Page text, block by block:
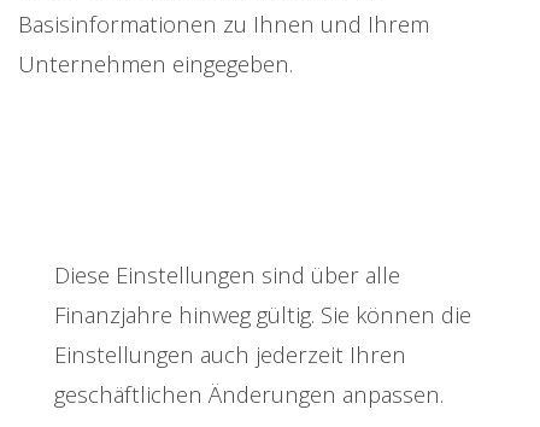
Basisinformationen zu Ihnen und Ihrem
Unternehmen eingegeben.
Diese Einstellungen sind über alle
Finanzjahre hinweg gültig. Sie können die
Einstellungen auch jederzeit Ihren
geschäftlichen Änderungen anpassen.